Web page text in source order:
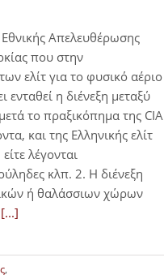
Απελευθέρωσης
που στην
ελίτ για το φυσικό αέριο
η διένεξη μεταξύ
το πραξικόπημα της CIA
και της Ελληνικής ελίτ
λέγονται
κλπ. 2. Η διένεξη
ή θαλάσσιων χώρων
[...]
,